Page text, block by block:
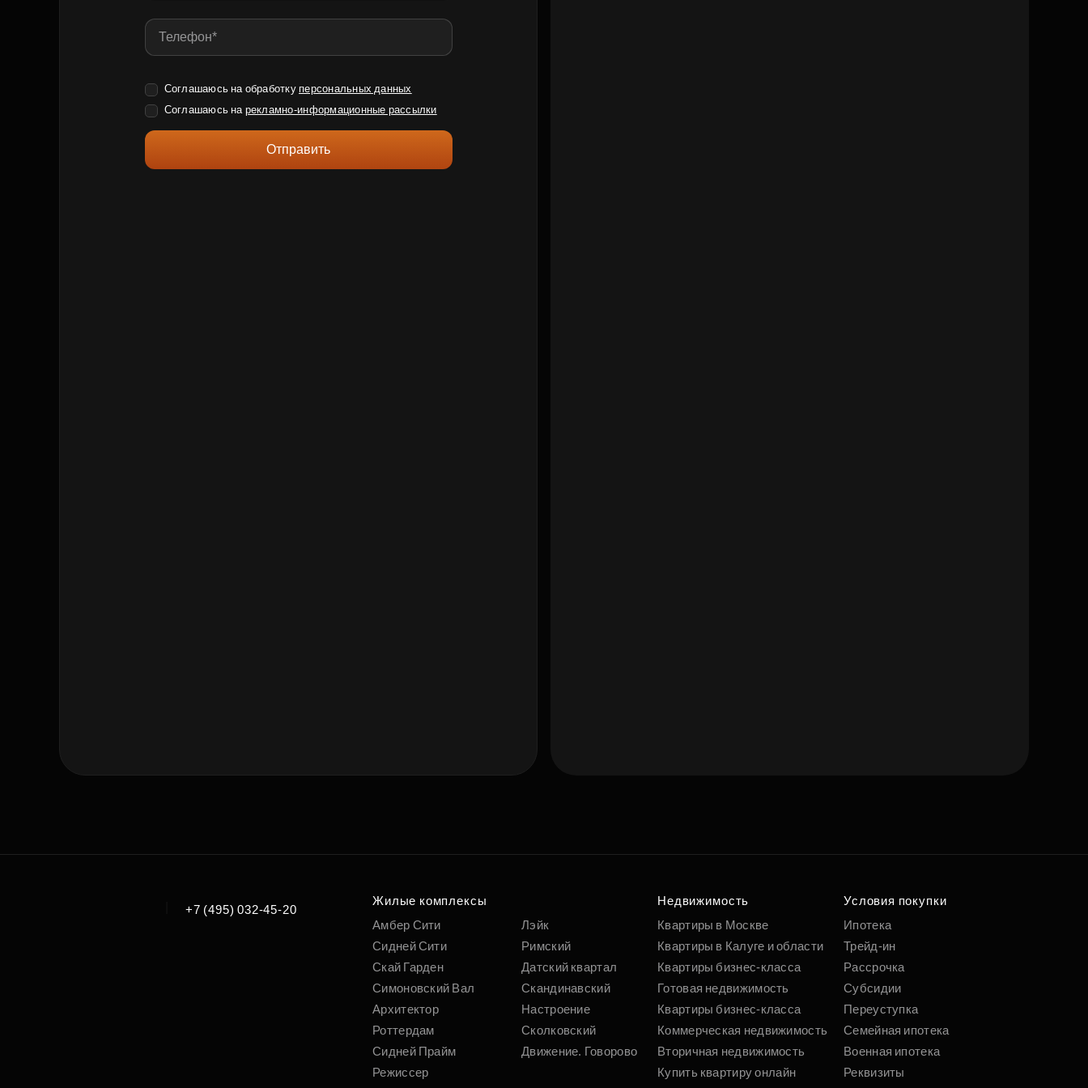
Соглашаюсь на обработку персональных данных
Соглашаюсь на рекламно-информационные рассылки
Отправить
по удобным
вам параметрам
Подобрать
+7 (495) 032-45-20
Жилые комплексы
Амбер Сити
Сидней Сити
Скай Гарден
Симоновский Вал
Архитектор
Роттердам
Сидней Прайм
Режиссер
Лэйк
Римский
Датский квартал
Скандинавский
Настроение
Сколковский
Движение. Говорово
Недвижимость
Квартиры в Москве
Квартиры в Калуге и области
Квартиры бизнес-класса
Готовая недвижимость
Квартиры бизнес-класса
Коммерческая недвижимость
Вторичная недвижимость
Купить квартиру онлайн
Условия покупки
Ипотека
Трейд-ин
Рассрочка
Субсидии
Переуступка
Семейная ипотека
Военная ипотека
Реквизиты